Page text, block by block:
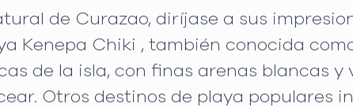
de Curazao, diríjase a sus
Kenepa Chiki , también conocida
de la isla, con finas arenas blancas
Otros destinos de playa populares